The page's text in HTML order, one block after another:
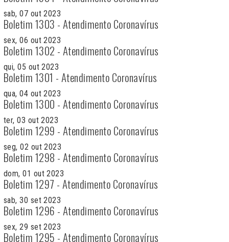
sab, 07 out 2023
Boletim 1303 - Atendimento Coronavírus
sex, 06 out 2023
Boletim 1302 - Atendimento Coronavírus
qui, 05 out 2023
Boletim 1301 - Atendimento Coronavírus
qua, 04 out 2023
Boletim 1300 - Atendimento Coronavírus
ter, 03 out 2023
Boletim 1299 - Atendimento Coronavírus
seg, 02 out 2023
Boletim 1298 - Atendimento Coronavírus
dom, 01 out 2023
Boletim 1297 - Atendimento Coronavírus
sab, 30 set 2023
Boletim 1296 - Atendimento Coronavírus
sex, 29 set 2023
Boletim 1295 - Atendimento Coronavírus